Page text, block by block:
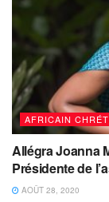
AFRICAIN
Allégra Joanna
Présidente de
AOÛT 28, 2020